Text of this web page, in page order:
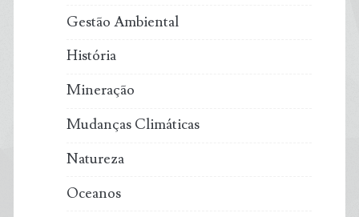
Gestão Ambiental
História
Mineração
Mudanças Climáticas
Natureza
Oceanos